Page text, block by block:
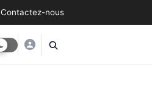
Contactez-nous